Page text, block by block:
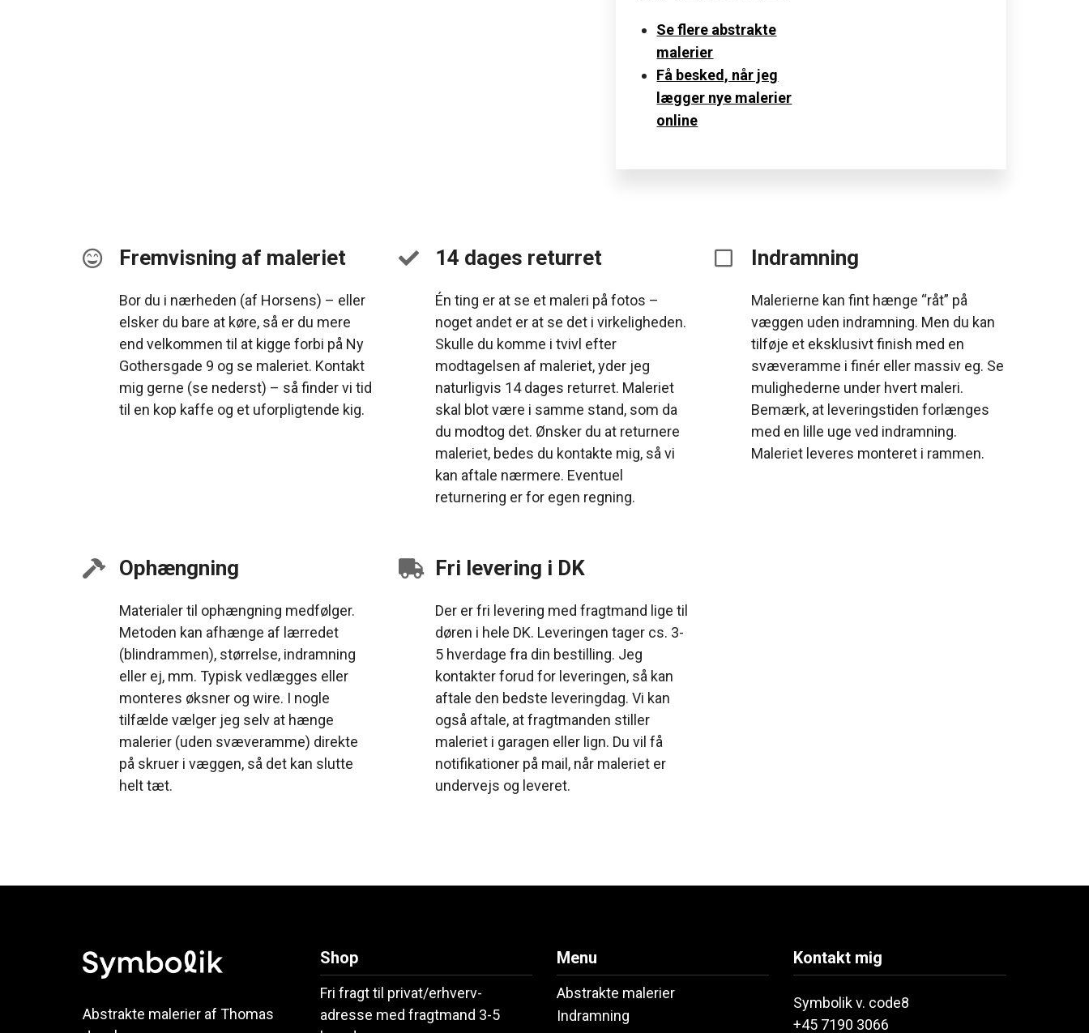
Se flere abstrakte
malerier
Få besked, når jeg
lægger nye malerier
online
Fremvisning af maleriet
Bor du i nærheden (af Horsens) – eller
elsker du bare at køre, så er du mere
end velkommen til at kigge forbi på Ny
Gothersgade 9 og se maleriet. Kontakt
mig gerne (se nederst) – så finder vi tid
til en kop kaffe og et uforpligtende kig.
14 dages returret
Én ting er at se et maleri på fotos –
noget andet er at se det i virkeligheden.
Skulle du komme i tvivl efter
modtagelsen af maleriet, yder jeg
naturligvis 14 dages returret. Maleriet
skal blot være i samme stand, som da
du modtog det. Ønsker du at returnere
maleriet, bedes du kontakte mig, så vi
kan aftale nærmere. Eventuel
returnering er for egen regning.
Indramning
Malerierne kan fint hænge “råt” på
væggen uden indramning. Men du kan
tilføje et eksklusivt finish med en
svæveramme i finér eller massiv eg. Se
mulighederne under hvert maleri.
Bemærk, at leveringstiden forlænges
med en lille uge ved indramning.
Maleriet leveres monteret i rammen.
Ophængning
Materialer til ophængning medfølger.
Metoden kan afhænge af lærredet
(blindrammen), størrelse, indramning
eller ej, mm. Typisk vedlægges eller
monteres øksner og wire. I nogle
tilfælde vælger jeg selv at hænge
malerier (uden svæveramme) direkte
på skruer i væggen, så det kan slutte
helt tæt.
Fri levering i DK
Der er fri levering med fragtmand lige til
døren i hele DK. Leveringen tager cs. 3-
5 hverdage fra din bestilling. Jeg
kontakter forud for leveringen, så kan
aftale den bedste leveringdag. Vi kan
også aftale, at fragtmanden stiller
maleriet i garagen eller lign. Du vil få
notifikationer på mail, når maleriet er
undervejs og leveret.
Abstrakte malerier af Thomas
Shop
Fri fragt til privat/erhverv-
adresse med fragtmand 3-5
Menu
Abstrakte malerier
Indramning
Kontakt mig
Symbolik v. code8
+45 7190 3066